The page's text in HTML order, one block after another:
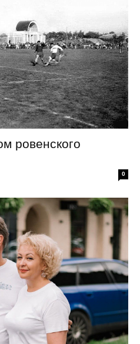
ровенского
0